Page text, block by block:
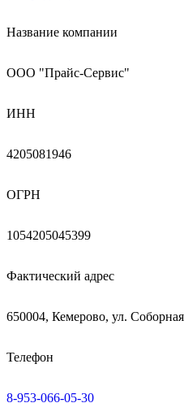
Название компании
ООО "Прайс-Сервис"
ИНН
4205081946
ОГРН
1054205045399
Фактический адрес
650004, Кемерово, ул.
Телефон
8-953-066-05-30